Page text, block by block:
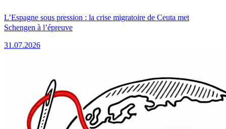
L’Espagne sous pression : la crise migratoire de Ceuta met
Schengen à l’épreuve
31.07.2026